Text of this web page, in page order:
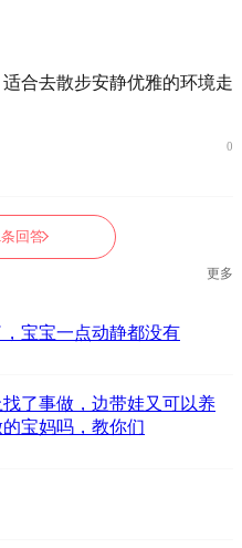
合去散步安静优雅的环境走
0
回答
更多
宝宝一点动静都没有
了事做，边带娃又可以养
宝妈吗，教你们